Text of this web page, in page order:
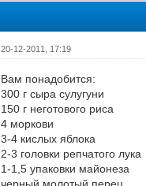
20-12-2011, 17:19
Вам понадобится:
300 г сыра сулугуни
150 г неготового риса
4 моркови
3-4 кислых яблока
2-3 головки репчатого лука
1-1,5 упаковки майонеза